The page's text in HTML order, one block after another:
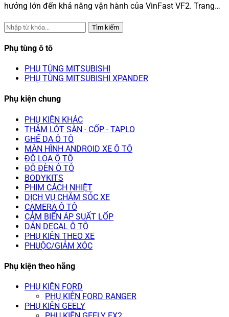
hưởng lớn đến khả năng vận hành của VinFast VF2. Trang…
Tìm kiếm
Phụ tùng ô tô
PHỤ TÙNG MITSUBISHI
PHỤ TÙNG MITSUBISHI XPANDER
Phụ kiện chung
PHỤ KIỆN KHÁC
THẢM LÓT SÀN - CỐP - TAPLO
GHẾ DA Ô TÔ
MÀN HÌNH ANDROID XE Ô TÔ
ĐỘ LOA Ô TÔ
ĐỘ ĐÈN Ô TÔ
BODYKITS
PHIM CÁCH NHIỆT
DỊCH VỤ CHĂM SÓC XE
CAMERA Ô TÔ
CẢM BIẾN ÁP SUẤT LỐP
DÁN DECAL Ô TÔ
PHỤ KIỆN THEO XE
PHUỘC/GIẢM XÓC
Phụ kiện theo hãng
PHỤ KIỆN FORD
PHỤ KIỆN FORD RANGER
PHỤ KIỆN GEELY